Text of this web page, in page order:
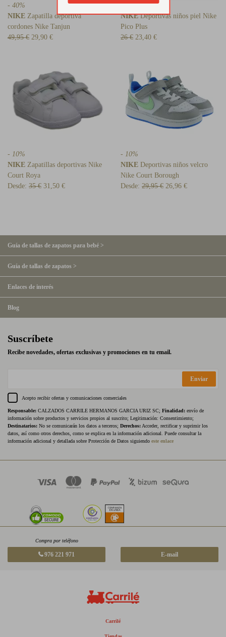
- 40%
NIKE Zapatilla deportiva
cordones Nike Tanjun
49,95 € 29,90 €
- 10%
NIKEDeportivas niños piel Nike
Pico Plus
26 € 23,40 €
- 10%
NIKE Zapatillas deportivas Nike
Court Roya
Desde: 35 € 31,50 €
- 10%
NIKE Deportivas niños velcro
Nike Court Borough
Desde: 29,95 € 26,96 €
Guía de tallas de zapatos para bebé >
Guía de tallas de zapatos >
Enlaces de interés
Blog
Suscríbete
Recibe novedades, ofertas exclusivas y promociones en tu email.
Enviar
Acepto recibir ofertas y comunicaciones comerciales
Responsable: CALZADOS CARRILE HERMANOS GARCIA URIZ SC; Finalidad: envío de
información sobre productos y servicios propios al suscrito; Legitimación: Consentimiento;
Destinatarios: No se comunicarán los datos a terceros; Derechos: Acceder, rectificar y suprimir los
datos, así como otros derechos, como se explica en la información adicional. Puede consultar la
información adicional y detallada sobre Protección de Datos siguiendo este enlace
Compra por teléfono
976 221 971 E-mail
Carrilé